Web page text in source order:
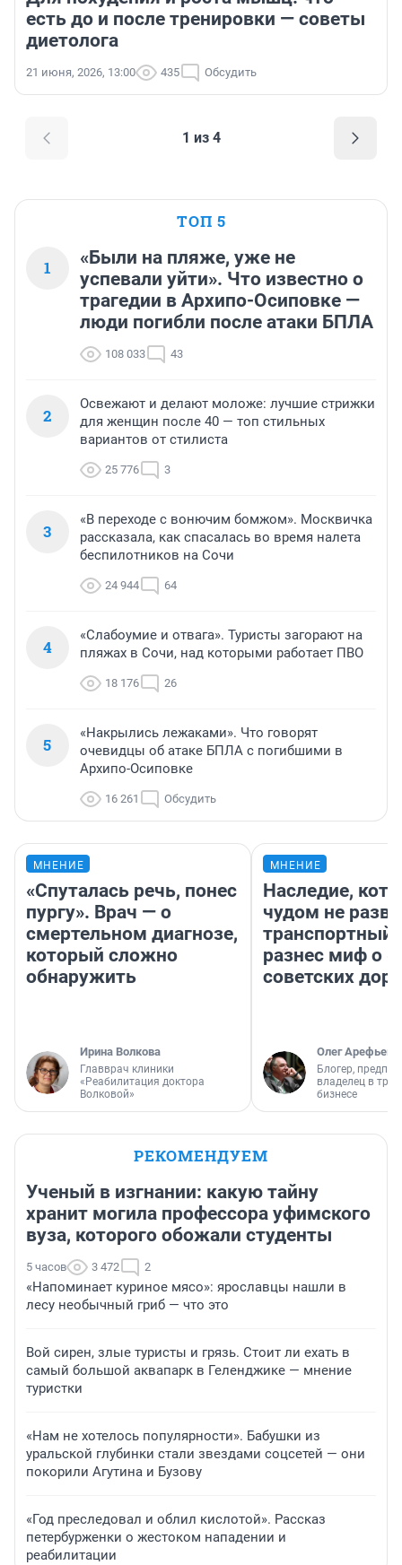
есть до и после тренировки — советы
диетолога
21 июня, 2026, 13:00 435 Обсудить
1 из 4
ТОП 5
1
«Были на пляже, уже не
успевали уйти». Что известно о
трагедии в Архипо-Осиповке —
люди погибли после атаки БПЛА
108 033 43
2
Освежают и делают моложе: лучшие стрижки
для женщин после 40 — топ стильных
вариантов от стилиста
25 776 3
3
«В переходе с вонючим бомжом». Москвичка
рассказала, как спасалась во время налета
беспилотников на Сочи
24 944 64
4
«Слабоумие и отвага». Туристы загорают на
пляжах в Сочи, над которыми работает ПВО
18 176 26
5
«Накрылись лежаками». Что говорят
очевидцы об атаке БПЛА с погибшими в
Архипо-Осиповке
16 261 Обсудить
МНЕНИЕ
«Спуталась речь, понес
пургу». Врач — о
смертельном диагнозе,
который сложно
обнаружить
Ирина Волкова
Главврач клиники
«Реабилитация доктора
Волковой»
МНЕНИЕ
Наследие,
чудом не
транспортный
разнес миф о
советских
Олег Арефьев
Блогер,
владелец в
бизнесе
РЕКОМЕНДУЕМ
Ученый в изгнании: какую тайну
хранит могила профессора уфимского
вуза, которого обожали студенты
5 часов 3 472 2
«Напоминает куриное мясо»: ярославцы нашли в
лесу необычный гриб — что это
Вой сирен, злые туристы и грязь. Стоит ли ехать в
самый большой аквапарк в Геленджике — мнение
туристки
«Нам не хотелось популярности». Бабушки из
уральской глубинки стали звездами соцсетей — они
покорили Агутина и Бузову
«Год преследовал и облил кислотой». Рассказ
петербурженки о жестоком нападении и
реабилитации